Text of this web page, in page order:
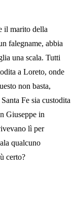
il marito della
falegname, abbia
una scala. Tutti
a Loreto, onde
non basta,
Fe sia custodita
Giuseppe in
lì per
qualcuno
certo?